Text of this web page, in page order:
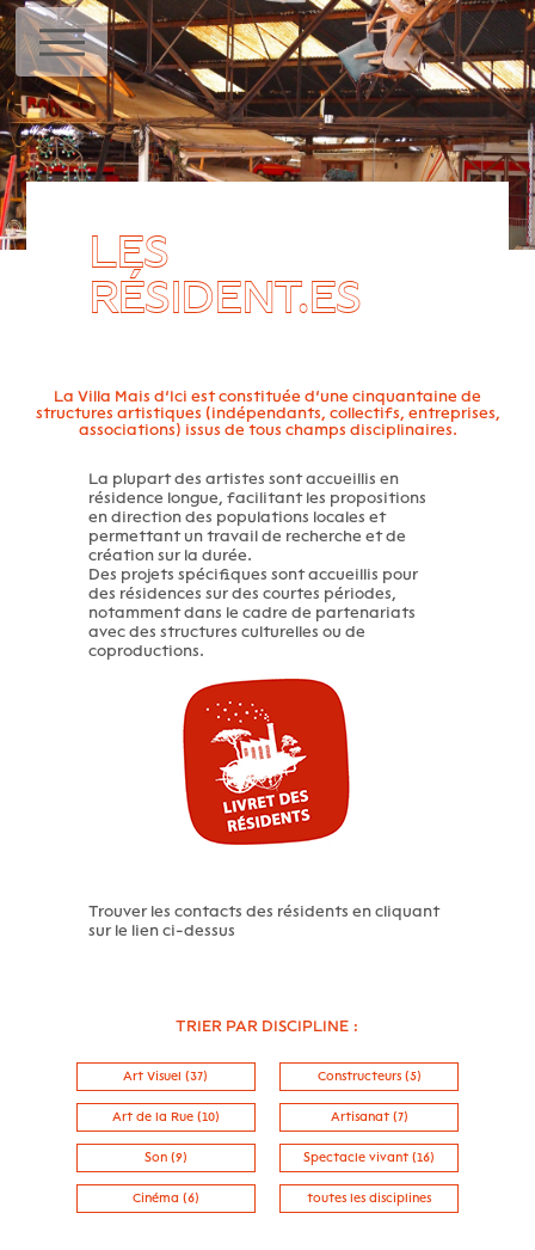
LES
RÉSIDENT.ES
MENU
La Villa Mais d’Ici est constituée d’une cinquantaine de
structures artistiques (indépendants, collectifs, entreprises,
associations) issus de tous champs disciplinaires.
La plupart des artistes sont accueillis en
résidence longue, facilitant les propositions
en direction des populations locales et
permettant un travail de recherche et de
création sur la durée.
Des projets spécifiques sont accueillis pour
des résidences sur des courtes périodes,
notamment dans le cadre de partenariats
avec des structures culturelles ou de
coproductions.
Trouver les contacts des résidents en cliquant
sur le lien ci-dessus
TRIER PAR DISCIPLINE :
Art Visuel (37) Constructeurs (5)
Art de la Rue (10) Artisanat (7)
Son (9) Spectacle vivant (16)
Cinéma (6) toutes les disciplines